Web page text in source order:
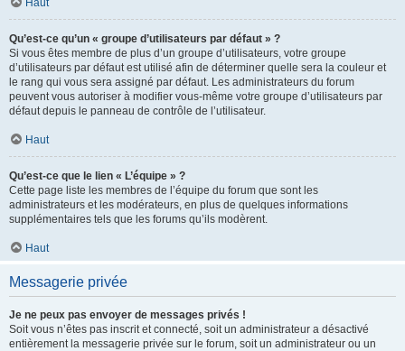
Haut
Qu’est-ce qu’un « groupe d’utilisateurs par défaut » ?
Si vous êtes membre de plus d’un groupe d’utilisateurs, votre groupe
d’utilisateurs par défaut est utilisé afin de déterminer quelle sera la couleur et
le rang qui vous sera assigné par défaut. Les administrateurs du forum
peuvent vous autoriser à modifier vous-même votre groupe d’utilisateurs par
défaut depuis le panneau de contrôle de l’utilisateur.
Haut
Qu’est-ce que le lien « L’équipe » ?
Cette page liste les membres de l’équipe du forum que sont les
administrateurs et les modérateurs, en plus de quelques informations
supplémentaires tels que les forums qu’ils modèrent.
Haut
Messagerie privée
Je ne peux pas envoyer de messages privés !
Soit vous n’êtes pas inscrit et connecté, soit un administrateur a désactivé
entièrement la messagerie privée sur le forum, soit un administrateur ou un